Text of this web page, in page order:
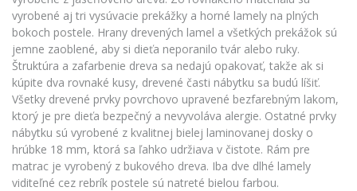
vyrobené aj tri vysúvacie prekážky a horné lamely na plných
bokoch postele. Hrany drevených lamel a všetkých prekážok sú
jemne zaoblené, aby si dieťa neporanilo tvár alebo ruky.
Štruktúra a zafarbenie dreva sa nedajú opakovať, takže ak si
kúpite dva rovnaké kusy, drevené časti nábytku sa budú líšiť.
Všetky drevené prvky povrchovo upravené bezfarebným lakom,
ktorý je pre dieťa bezpečný a nevyvoláva alergie. Ostatné prvky
nábytku sú vyrobené z kvalitnej bielej laminovanej dosky o
hrúbke 18 mm, ktorá sa ľahko udržiava v čistote. Rám pre
matrac je vyrobený z bukového dreva. Iba dve dlhé lamely
viditeľné cez rebrík postele sú natreté bielou farbou.